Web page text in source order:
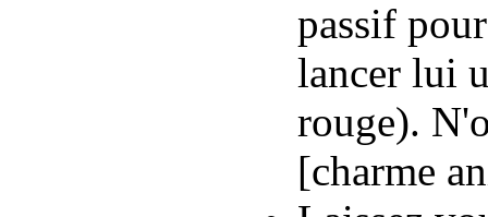
passif
lancer lui
rouge).
[charme